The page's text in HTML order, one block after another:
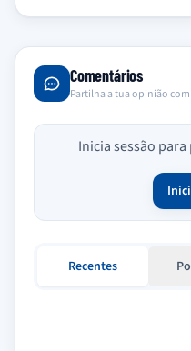
Comentários
Partilha a tua opinião
Inicia sessão
Recentes